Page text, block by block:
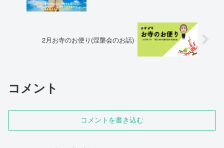
2月お寺のお便り(涅槃会のお話)
コメント
コメントを書き込む